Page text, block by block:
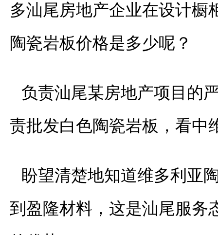
多汕尾房地产企业在设计橱
陶瓷岩板价格是多少呢？
负责汕尾某房地产项目的
责批发白色陶瓷岩板，看中
盼望清楚地知道维多利亚
到盈隆材料，这是汕尾服务